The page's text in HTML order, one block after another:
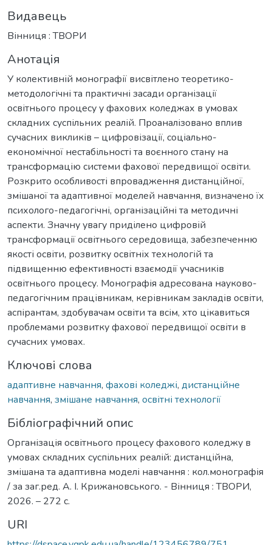
Видавець
Вінниця : ТВОРИ
Анотація
У колективній монографії висвітлено теоретико-
методологічні та практичні засади організації
освітнього процесу у фахових коледжах в умовах
складних суспільних реалій. Проаналізовано вплив
сучасних викликів – цифровізації, соціально-
економічної нестабільності та воєнного стану на
трансформацію системи фахової передвищої освіти.
Розкрито особливості впровадження дистанційної,
змішаної та адаптивної моделей навчання, визначено їх
психолого-педагогічні, організаційні та методичні
аспекти. Значну увагу приділено цифровій
трансформації освітнього середовища, забезпеченню
якості освіти, розвитку освітніх технологій та
підвищенню ефективності взаємодії учасників
освітнього процесу. Монографія адресована науково-
педагогічним працівникам, керівникам закладів освіти,
аспірантам, здобувачам освіти та всім, хто цікавиться
проблемами розвитку фахової передвищої освіти в
сучасних умовах.
Ключові слова
адаптивне навчання, фахові коледжі, дистанційне
навчання, змішане навчання, освітні технології
Бібліографічний опис
Організація освітнього процесу фахового коледжу в
умовах складних суспільних реалій: дистанційна,
змішана та адаптивна моделі навчання : кол.монографія
/ за заг.ред. А. І. Крижановського. - Вінниця : ТВОРИ,
2026. – 272 с.
URI